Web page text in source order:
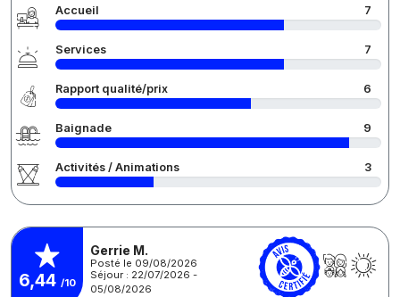
Accueil 7
Services 7
Rapport qualité/prix 6
Baignade 9
Activités / Animations 3
6,44 /10
Gerrie M.
Posté le 09/08/2026
Séjour : 22/07/2026 -
05/08/2026